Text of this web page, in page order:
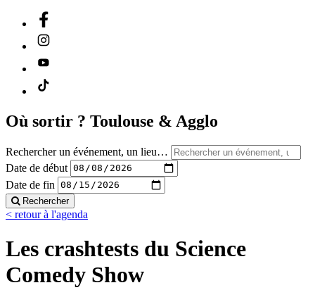
Où sortir ? Toulouse & Agglo
Rechercher un événement, un lieu…
Date de début
Date de fin
Rechercher
< retour à l'agenda
Les crashtests du Science
Comedy Show